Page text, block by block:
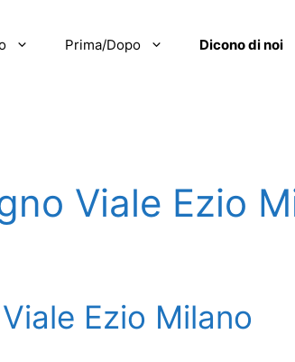
Prima/Dopo Dicono di noi
Viale Ezio
Ezio Milano